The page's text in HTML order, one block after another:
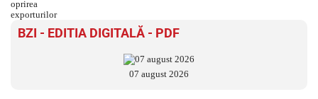
BZI - EDITIA DIGITALĂ - PDF
07 august 2026